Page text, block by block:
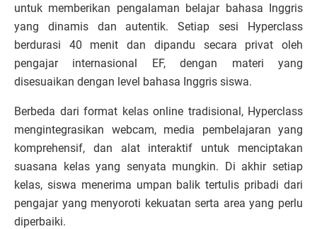
untuk memberikan pengalaman belajar bahasa Inggris
yang dinamis dan autentik. Setiap sesi Hyperclass
berdurasi 40 menit dan dipandu secara privat oleh
pengajar internasional EF, dengan materi yang
disesuaikan dengan level bahasa Inggris siswa.
Berbeda dari format kelas online tradisional, Hyperclass
mengintegrasikan webcam, media pembelajaran yang
komprehensif, dan alat interaktif untuk menciptakan
suasana kelas yang senyata mungkin. Di akhir setiap
kelas, siswa menerima umpan balik tertulis pribadi dari
pengajar yang menyoroti kekuatan serta area yang perlu
diperbaiki.